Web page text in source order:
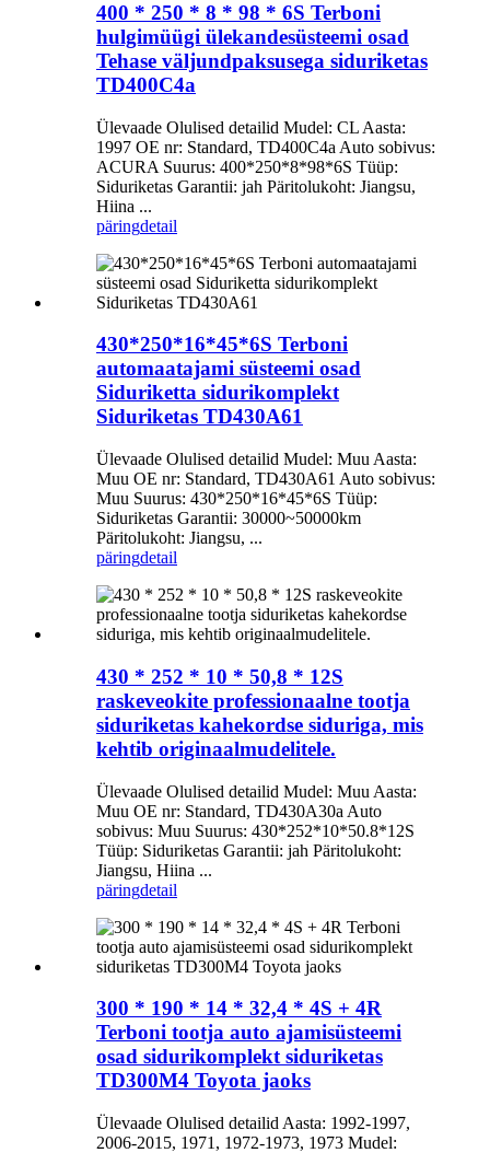
400 * 250 * 8 * 98 * 6S Terboni
hulgimüügi ülekandesüsteemi osad
Tehase väljundpaksusega siduriketas
TD400C4a
Ülevaade Olulised detailid Mudel: CL Aasta:
1997 OE nr: Standard, TD400C4a Auto sobivus:
ACURA Suurus: 400*250*8*98*6S Tüüp:
Siduriketas Garantii: jah Päritolukoht: Jiangsu,
Hiina ...
päringdetail
430*250*16*45*6S Terboni
automaatajami süsteemi osad
Siduriketta sidurikomplekt
Siduriketas TD430A61
Ülevaade Olulised detailid Mudel: Muu Aasta:
Muu OE nr: Standard, TD430A61 Auto sobivus:
Muu Suurus: 430*250*16*45*6S Tüüp:
Siduriketas Garantii: 30000~50000km
Päritolukoht: Jiangsu, ...
päringdetail
430 * 252 * 10 * 50,8 * 12S
raskeveokite professionaalne tootja
siduriketas kahekordse siduriga, mis
kehtib originaalmudelitele.
Ülevaade Olulised detailid Mudel: Muu Aasta:
Muu OE nr: Standard, TD430A30a Auto
sobivus: Muu Suurus: 430*252*10*50.8*12S
Tüüp: Siduriketas Garantii: jah Päritolukoht:
Jiangsu, Hiina ...
päringdetail
300 * 190 * 14 * 32,4 * 4S + 4R
Terboni tootja auto ajamisüsteemi
osad sidurikomplekt siduriketas
TD300M4 Toyota jaoks
Ülevaade Olulised detailid Aasta: 1992-1997,
2006-2015, 1971, 1972-1973, 1973 Mudel: